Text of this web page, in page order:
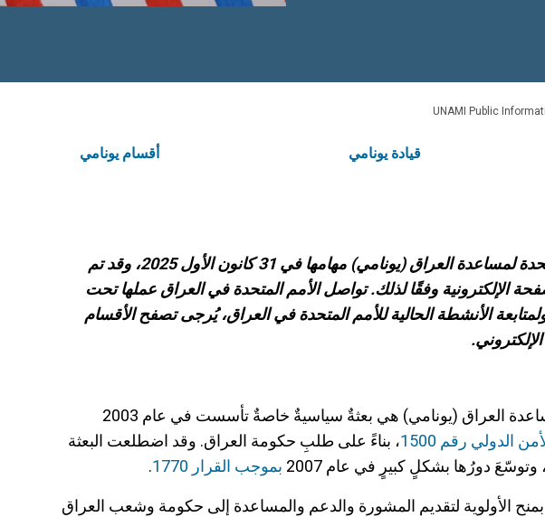
قيادة يونامي أقسام يونامي
اختتمت بعثة الأمم المتحدة لمساعدة العراق (يونامي) مهامها في 31 كانون الأول 2025، وقد تم
الإلكترونية وفقًا لذلك. تواصل الأمم المتحدة في العراق عملها تحت
الأنشطة الحالية للأمم المتحدة في العراق، يُرجى تصفح الأقسام
بعثة الأمم المتحدة لمساعدة العراق (يونامي) هي بعثةٌ سياسيةٌ خاصةٌ تأسست في عام 2003
الدولي رقم 1500
، بناءً على طلبِ حكومة العراق. وقد اضطلعت البعثة
دورُها بشكلٍ كبيرٍ في عام 2007
بموجب القرار 1770 .
الأولوية لتقديم المشورة والدعم والمساعدة إلى حكومة وشعب العراق